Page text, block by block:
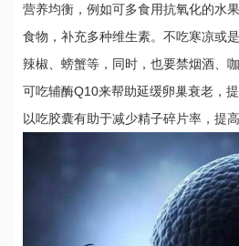
营养均衡，例如可多食用抗氧化的水
食物，补充多种维生素。不吃寒凉或
辣椒、螃蟹等，同时，也要禁烟酒、
可吃辅酶Q10来帮助延缓卵巢衰老，
以吃胶囊有助于减少精子碎片率，提高